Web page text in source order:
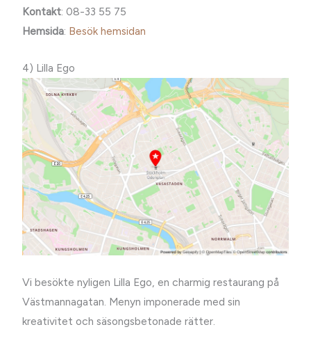
Kontakt: 08-33 55 75
Hemsida: Besök hemsidan
4) Lilla Ego
Vi besökte nyligen Lilla Ego, en charmig restaurang på
Västmannagatan. Menyn imponerade med sin
kreativitet och säsongsbetonade rätter.